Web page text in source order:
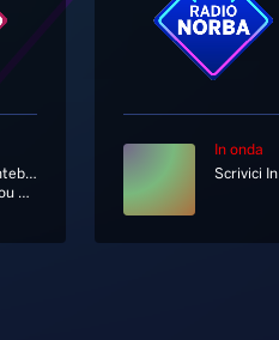
Lady Antebellum
Need You Now
In onda